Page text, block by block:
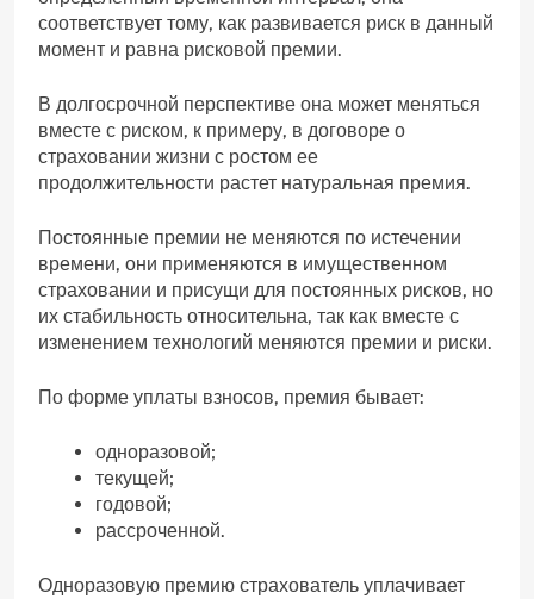
соответствует тому, как развивается риск в данный
момент и равна рисковой премии.
В долгосрочной перспективе она может меняться
вместе с риском, к примеру, в договоре о
страховании жизни с ростом ее
продолжительности растет натуральная премия.
Постоянные премии не меняются по истечении
времени, они применяются в имущественном
страховании и присущи для постоянных рисков, но
их стабильность относительна, так как вместе с
изменением технологий меняются премии и риски.
По форме уплаты взносов, премия бывает:
одноразовой;
текущей;
годовой;
рассроченной.
Одноразовую премию страхователь уплачивает